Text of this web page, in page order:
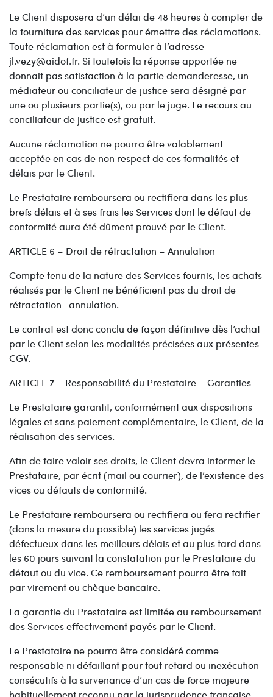
Le Client disposera d’un délai de 48 heures à compter de
la fourniture des services pour émettre des réclamations.
Toute réclamation est à formuler à l’adresse
jl.vezy@aidof.fr. Si toutefois la réponse apportée ne
donnait pas satisfaction à la partie demanderesse, un
médiateur ou conciliateur de justice sera désigné par
une ou plusieurs partie(s), ou par le juge. Le recours au
conciliateur de justice est gratuit.
Aucune réclamation ne pourra être valablement
acceptée en cas de non respect de ces formalités et
délais par le Client.
Le Prestataire remboursera ou rectifiera dans les plus
brefs délais et à ses frais les Services dont le défaut de
conformité aura été dûment prouvé par le Client.
ARTICLE 6 – Droit de rétractation – Annulation
Compte tenu de la nature des Services fournis, les achats
réalisés par le Client ne bénéficient pas du droit de
rétractation- annulation.
Le contrat est donc conclu de façon définitive dès l’achat
par le Client selon les modalités précisées aux présentes
CGV.
ARTICLE 7 – Responsabilité du Prestataire – Garanties
Le Prestataire garantit, conformément aux dispositions
légales et sans paiement complémentaire, le Client, de la
réalisation des services.
Afin de faire valoir ses droits, le Client devra informer le
Prestataire, par écrit (mail ou courrier), de l’existence des
vices ou défauts de conformité.
Le Prestataire remboursera ou rectifiera ou fera rectifier
(dans la mesure du possible) les services jugés
défectueux dans les meilleurs délais et au plus tard dans
les 60 jours suivant la constatation par le Prestataire du
défaut ou du vice. Ce remboursement pourra être fait
par virement ou chèque bancaire.
La garantie du Prestataire est limitée au remboursement
des Services effectivement payés par le Client.
Le Prestataire ne pourra être considéré comme
responsable ni défaillant pour tout retard ou inexécution
consécutifs à la survenance d’un cas de force majeure